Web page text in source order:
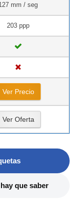
mm / seg
203 ppp
Ver Precio
Ver Oferta
que saber